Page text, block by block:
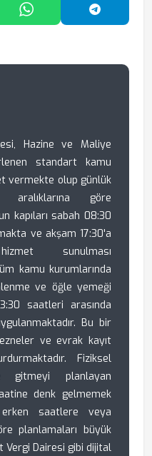
Paylaş
WhatsApp'ta Paylaş
Hazine ve Maliye
standart kamu
vermekte olup günlük
göre
kapıları sabah 08:30
ve akşam 17:30'a
sunulması
kamu kurumlarında
ve öğle yemeği
saatleri arasında
Bu bir
ve evrak kayıt
Fiziksel
gitmeyi planlayan
denk gelmemek
saatlere veya
planlamaları büyük
Vergi Dairesi gibi dijital